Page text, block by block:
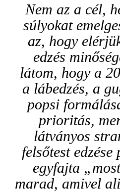
Nem az a cél,
súlyokat
az, hogy
edzés
látom, hogy a
a lábedzés, a
popsi
prioritás,
látványos
felsőtest edzése
egyfajta
marad, amivel